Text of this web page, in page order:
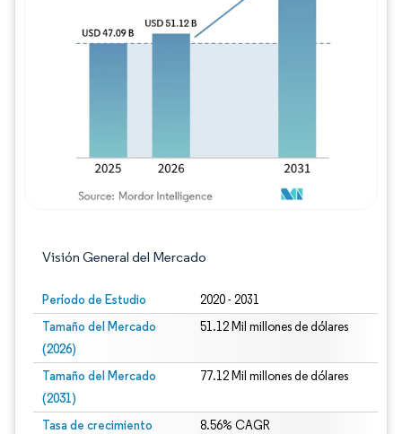
Visión General del Mercado
Período de Estudio 2020 - 2031
Tamaño del Mercado
(2026)
51.12 Mil millones de dólares
Tamaño del Mercado
(2031)
77.12 Mil millones de dólares
Tasa de crecimiento
8.56% CAGR
Imagen © Mordor Intelligence. El uso